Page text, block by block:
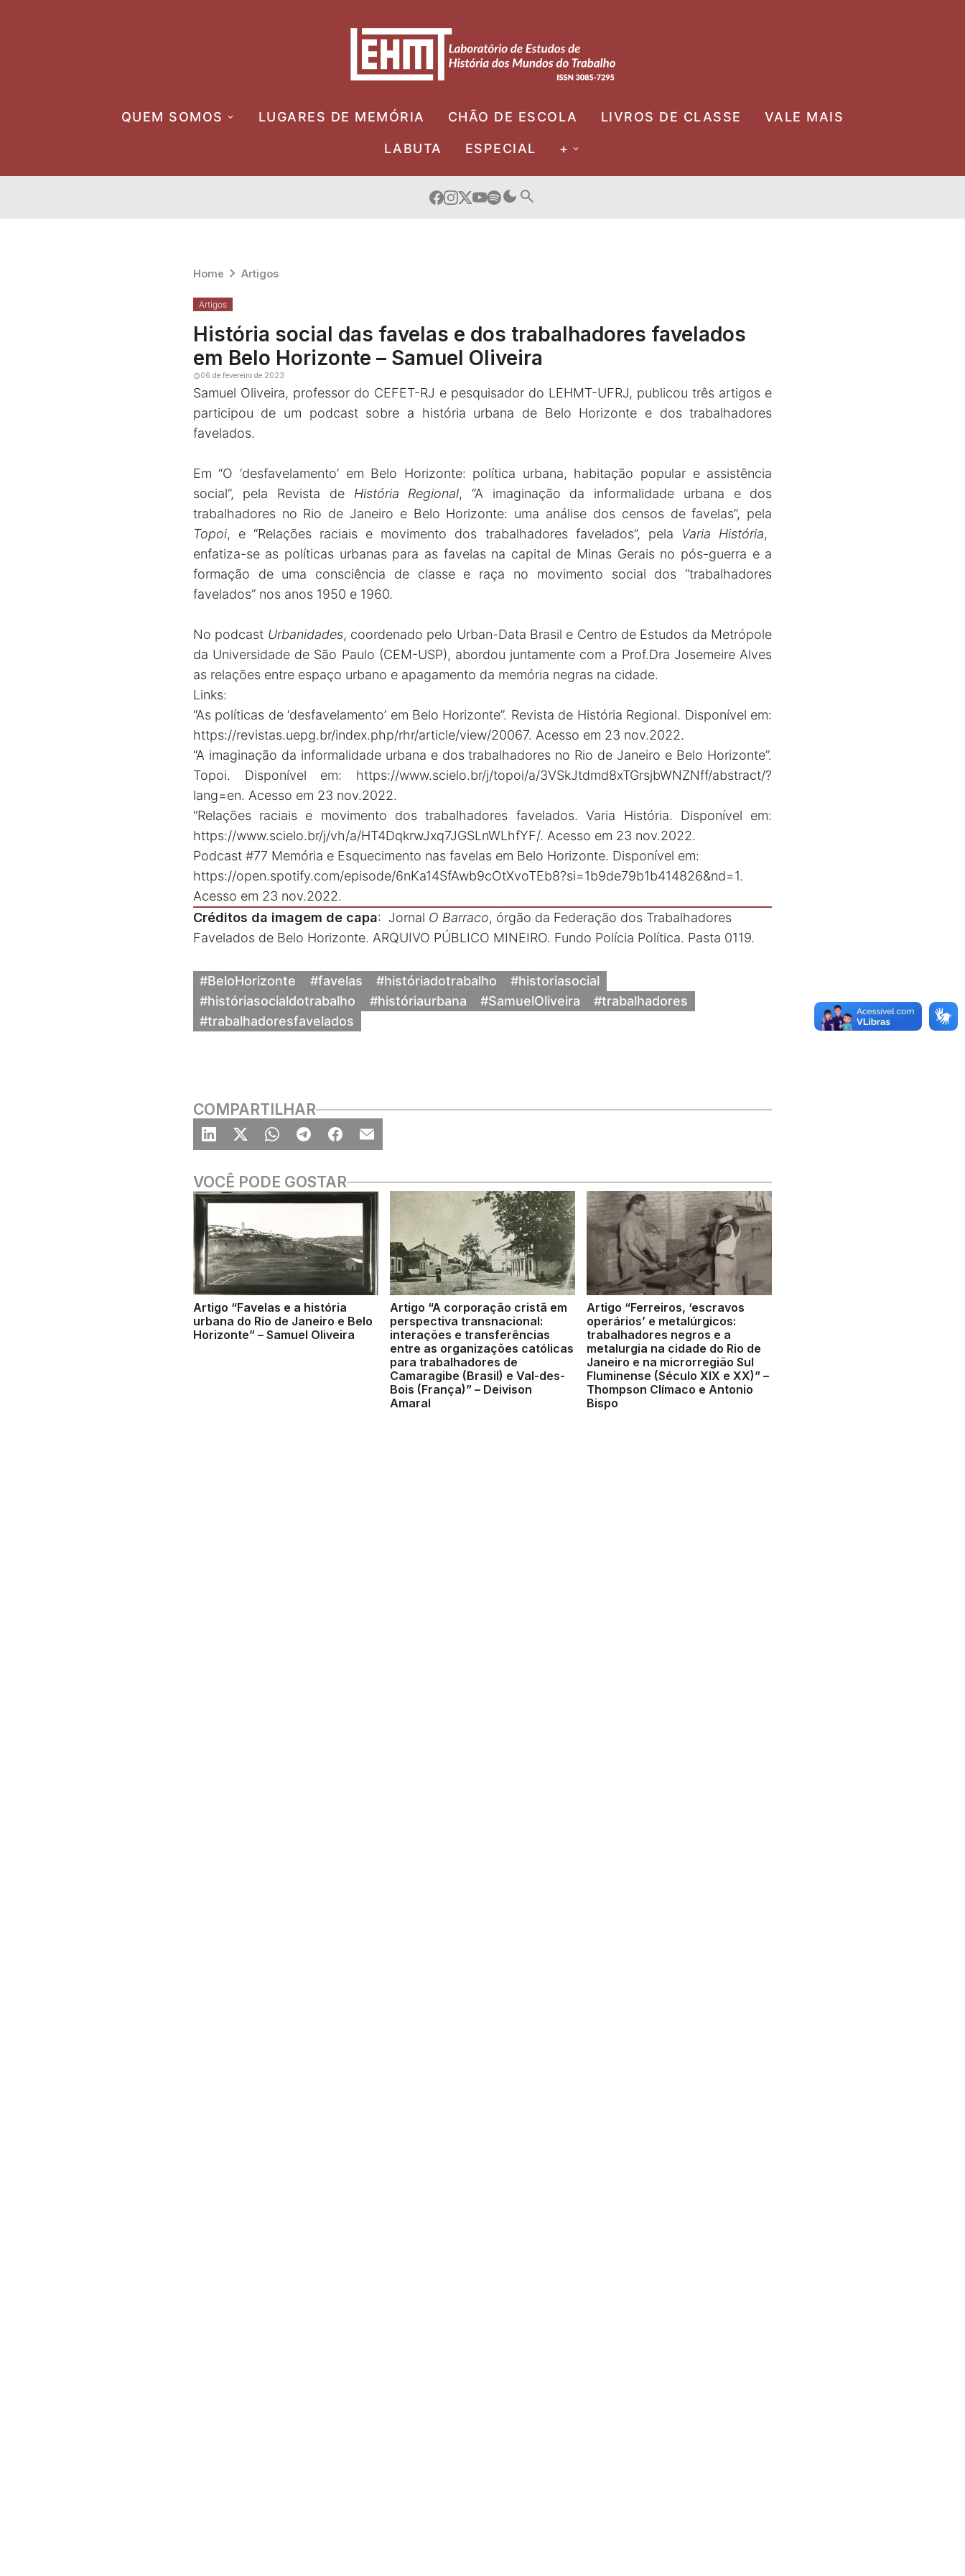
QUEM SOMOS LUGARES DE MEMÓRIA CHÃO DE ESCOLA LIVROS DE CLASSE VALE MAIS
LABUTA ESPECIAL +
Home Artigos
Artigos
História social das favelas e dos trabalhadores favelados
em Belo Horizonte – Samuel Oliveira
06 de fevereiro de 2023
Samuel Oliveira, professor do CEFET-RJ e pesquisador do LEHMT-UFRJ, publicou três artigos e
participou de um podcast sobre a história urbana de Belo Horizonte e dos trabalhadores
favelados.
Em “O ‘desfavelamento’ em Belo Horizonte: política urbana, habitação popular e assistência
social”, pela Revista deHistória Regional, “A imaginação da informalidade urbana e dos
trabalhadores no Rio de Janeiro e Belo Horizonte: uma análise dos censos de favelas”, pela
Topoi, e “Relações raciais e movimento dos trabalhadores favelados”, pela Varia História,
enfatiza-se as políticas urbanas para as favelas na capital de Minas Gerais no pós-guerra e a
formação de uma consciência de classe e raça no movimento social dos “trabalhadores
favelados” nos anos 1950 e 1960.
No podcast Urbanidades, coordenado pelo Urban-Data Brasil e Centro de Estudos da Metrópole
da Universidade de São Paulo (CEM-USP), abordou juntamente com a Prof.Dra Josemeire Alves
as relações entre espaço urbano e apagamento da memória negras na cidade.
Links:
“As políticas de ‘desfavelamento’ em Belo Horizonte”. Revista de História Regional. Disponível em:
https://revistas.uepg.br/index.php/rhr/article/view/20067. Acesso em 23 nov.2022.
“A imaginação da informalidade urbana e dos trabalhadores no Rio de Janeiro e Belo Horizonte”.
Topoi. Disponível em: https://www.scielo.br/j/topoi/a/3VSkJtdmd8xTGrsjbWNZNff/abstract/?
lang=en. Acesso em 23 nov.2022.
“Relações raciais e movimento dos trabalhadores favelados. Varia História. Disponível em:
https://www.scielo.br/j/vh/a/HT4DqkrwJxq7JGSLnWLhfYF/. Acesso em 23 nov.2022.
Podcast #77 Memória e Esquecimento nas favelas em Belo Horizonte. Disponível em:
https://open.spotify.com/episode/6nKa14SfAwb9cOtXvoTEb8?si=1b9de79b1b414826&nd=1.
Acesso em 23 nov.2022.
Créditos da imagem de capa: Jornal O Barraco, órgão da Federação dos Trabalhadores
Favelados de Belo Horizonte. ARQUIVO PÚBLICO MINEIRO. Fundo Polícia Política. Pasta 0119.
#BeloHorizonte #favelas #históriadotrabalho
#historiasocial
#históriasocialdotrabalho
#históriaurbana #SamuelOliveira
#trabalhadores
#trabalhadoresfavelados
COMPARTILHAR
VOCÊ PODE GOSTAR
Artigo “Favelas e a história
urbana do Rio de Janeiro e Belo
Horizonte” – Samuel Oliveira
Artigo “A corporação cristã em
perspectiva transnacional:
interações e transferências
entre as organizações católicas
para trabalhadores de
Camaragibe (Brasil) e Val-des-
Bois (França)” – Deivison
Amaral
Artigo “Ferreiros, ‘escravos
operários’ e metalúrgicos:
trabalhadores negros e a
metalurgia na cidade do Rio de
Janeiro e na microrregião Sul
Fluminense (Século XIX e XX)” –
Thompson Clímaco e Antonio
Bispo